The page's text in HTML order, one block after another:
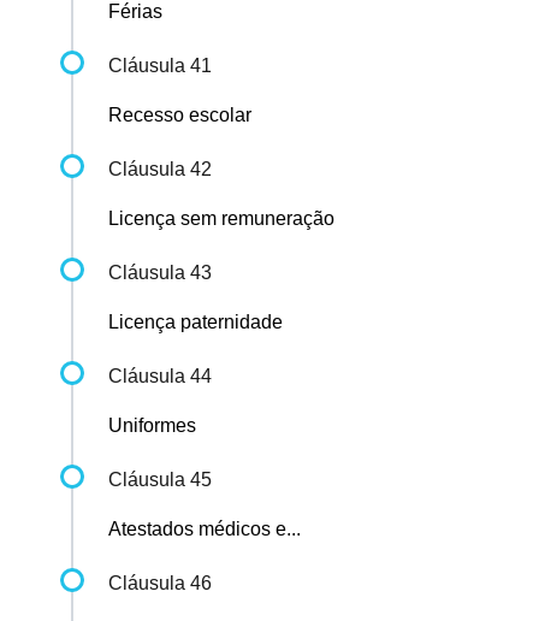
Férias
Cláusula 41
Recesso escolar
Cláusula 42
Licença sem remuneração
Cláusula 43
Licença paternidade
Cláusula 44
Uniformes
Cláusula 45
Atestados médicos e...
Cláusula 46